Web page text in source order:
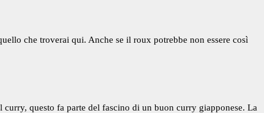
che troverai qui. Anche se il roux potrebbe non essere così
questo fa parte del fascino di un buon curry giapponese. La